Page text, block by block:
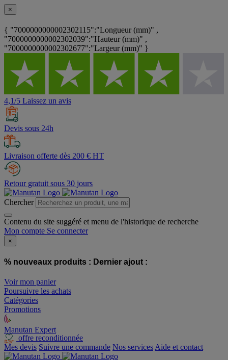
×
{ "7000000000002302115":"Longueur (mm)" ,
"7000000000002302039":"Hauteur (mm)" ,
"7000000000002302677":"Largeur (mm)" }
4,1/5 Laissez un avis
Devis sous 24h
Livraison offerte dès 200 € HT
Retour gratuit sous 30 jours
Chercher
Contenu du site suggéré et menu de l'historique de recherche
Mon compte Se connecter
×
% nouveaux produits : Dernier ajout :
Voir mon panier
Poursuivre les achats
Catégories
Promotions
Manutan Expert
offre reconditionnée
Mes devis Suivre une commande Nos services Aide et contact